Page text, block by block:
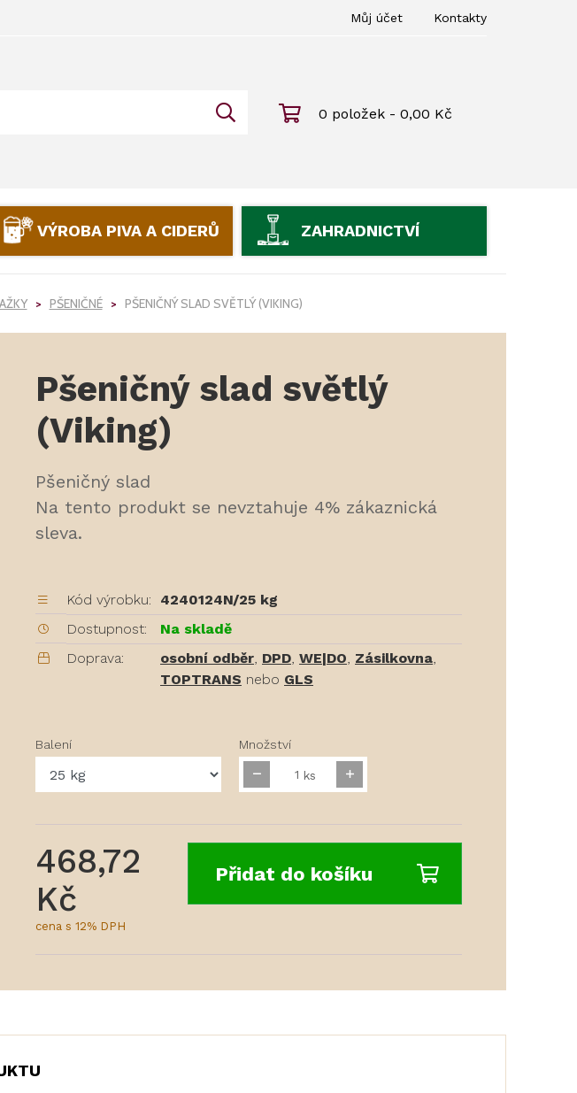
Můj účet Kontakty
0 položek - 0,00 Kč
VÝROBA PIVA A CIDERŮ ZAHRADNICTVÍ
PŠENIČNÉ PŠENIČNÝ SLAD SVĚTLÝ (VIKING)
Pšeničný slad světlý
(Viking)
Pšeničný slad
Na tento produkt se nevztahuje 4% zákaznická
sleva.
Kód výrobku:
4240124N/25 kg
Dostupnost:
Na skladě
Doprava:
osobní odběr, DPD, WE|DO, Zásilkovna,
TOPTRANS nebo GLS
Balení Množství
ks
468,72
Kč
cena s 12% DPH
Přidat do košíku